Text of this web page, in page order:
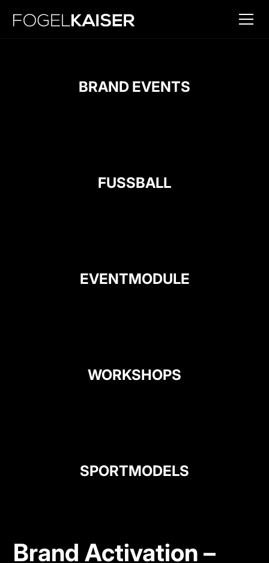
BRAND EVENTS
FUSSBALL
EVENTMODULE
WORKSHOPS
SPORTMODELS
Brand Activation –